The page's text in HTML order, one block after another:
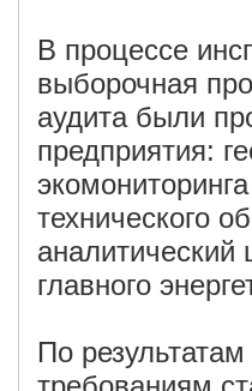
В процессе
выборочная
аудита были
предприятия:
технического
аналитический
главного
По